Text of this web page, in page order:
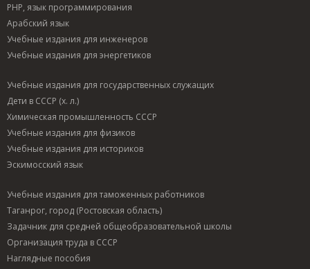
PHP, язык программирования
Арабский язык
Учебные издания для инженеров
Учебные издания для энергетиков
Учебные издания для государственных служащих
Дети в СССР (х. л.)
Химическая промышленность СССР
Учебные издания для физиков
Учебные издания для историков
Эскимосский язык
Учебные издания для таможенных работников
Таганрог, город (Ростовская область)
Задачник для средней общеобразовательной школы
Организация труда в СССР
Наглядные пособия